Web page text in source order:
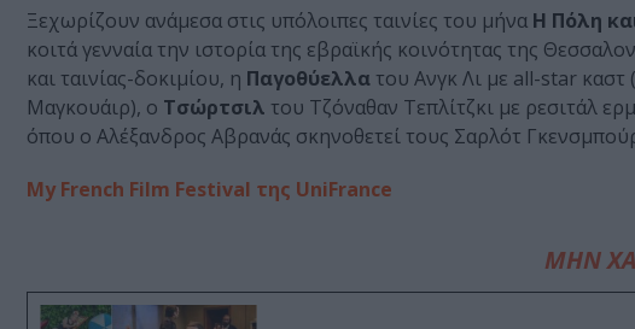
Ξεχωρίζουν ανάμεσα στις υπόλοιπες ταινίες του μήνα Η Πόλη
κοιτά γενναία την ιστορία της εβραϊκής κοινότητας της
και ταινίας-δοκιμίου, η Παγοθύελλα του Ανγκ Λι με all-star καστ
Μαγκουάιρ), ο Τσώρτσιλ του Τζόναθαν Τεπλίτζκι με ρεσιτάλ
όπου ο Αλέξανδρος Αβρανάς σκηνοθετεί τους Σαρλότ
My French Film Festival της UniFrance
ΜΗΝ